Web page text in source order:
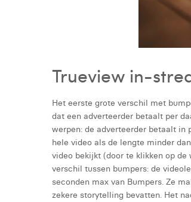
Trueview in-
Het eerste grote verschil met
dat een adverteerder betaalt per
werpen: de adverteerder betaalt in
hele video als de lengte minder
video bekijkt (door te klikken op
verschil tussen bumpers: de
seconden max van Bumpers. Ze
zekere storytelling bevatten. Het